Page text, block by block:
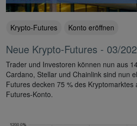
Krypto-Futures Konto eröffnen
Neue Krypto-Futures - 03/
Trader und Investoren können nun aus
Cardano, Stellar und Chainlink sind nun
Futures decken 75 % des Kryptomarktes
Futures-Konto.